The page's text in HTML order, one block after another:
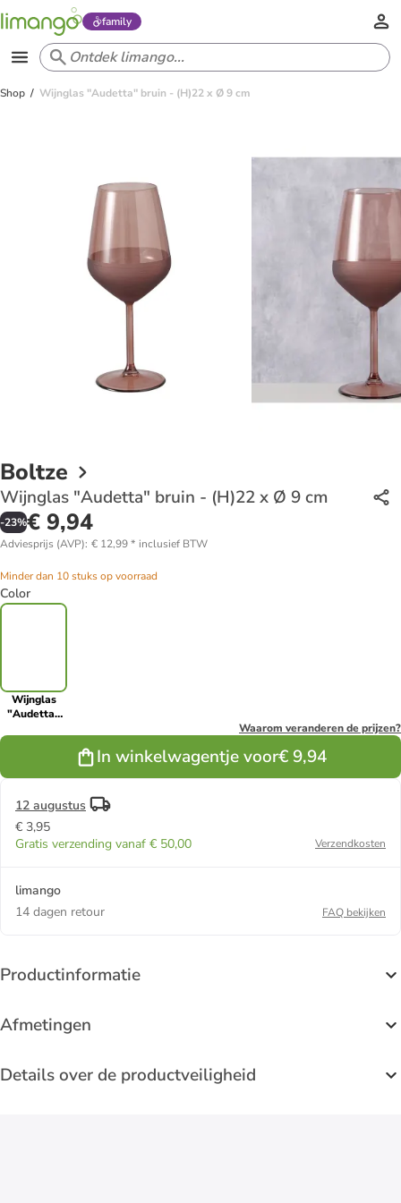
family
Shop Wijnglas "Audetta" bruin - (H)22 x Ø 9 cm
Boltze
Wijnglas "Audetta" bruin - (H)22 x Ø 9 cm
-23%€ 9,94
Adviesprijs (AVP): € 12,99* inclusief BTW
Minder dan 10 stuks op voorraad
Color
Wijnglas
"Audetta"
Waarom veranderen de prijzen?
In winkelwagentje voor€ 9,94
12 augustus
€ 3,95
Gratis verzending vanaf € 50,00
Verzendkosten
limango
14 dagen retour
FAQ bekijken
Productinformatie
Afmetingen
Details over de productveiligheid